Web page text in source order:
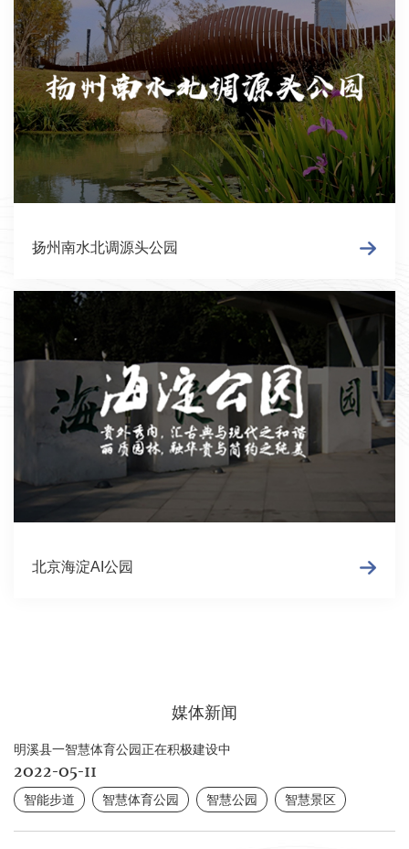
扬州南水北调源头公园
北京海淀AI公园
媒体新闻
明溪县一智慧体育公园正在积极建设中
2022-05-11
智能步道 智慧体育公园 智慧公园 智慧景区